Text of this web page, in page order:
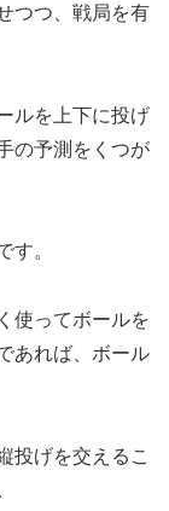
つつ、戦局を有
ルを上下に投げ
の予測をくつが
す。
使ってボールを
あれば、ボール
投げを交えるこ